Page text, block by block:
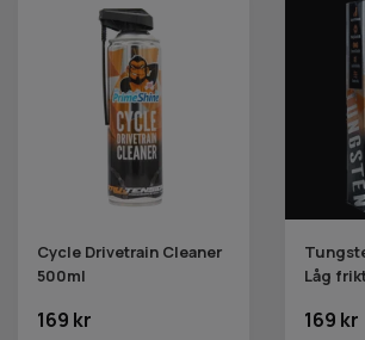
Cycle Drivetrain Cleaner
500ml
169 kr
Låg
169 kr